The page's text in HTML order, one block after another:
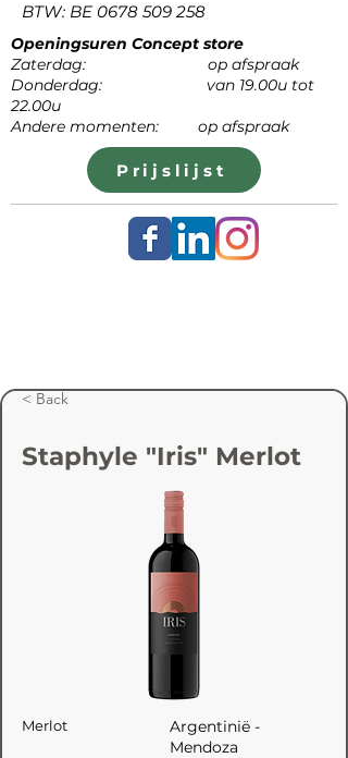
BTW: BE 0678 509 258
Openingsuren Concept store
Zaterdag: op afspraak
Donderdag: van 19.00u tot
22.00u
Andere momenten: op afspraak
Prijslijst
< Back
Staphyle "Iris" Merlot
Merlot
Argentinië -
Mendoza